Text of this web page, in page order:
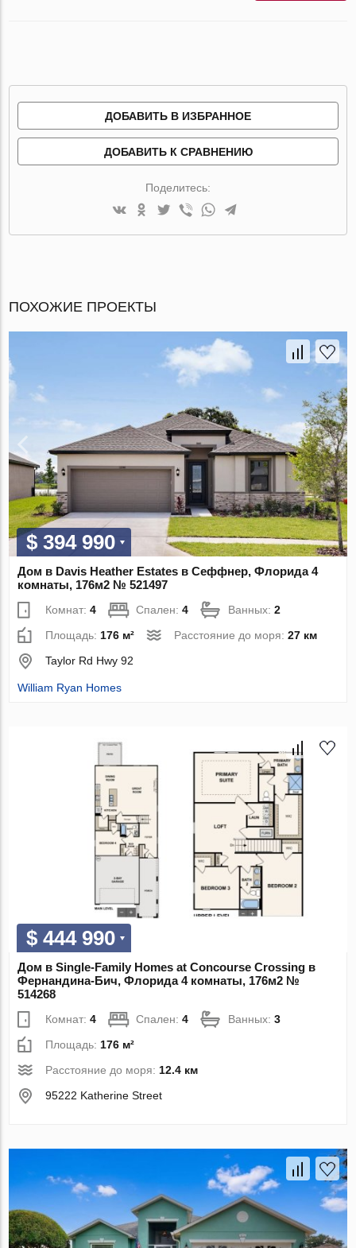
ДОБАВИТЬ В ИЗБРАННОЕ
ДОБАВИТЬ К СРАВНЕНИЮ
Поделитесь:
ПОХОЖИЕ ПРОЕКТЫ
$ 394 990
Дом в Davis Heather Estates в Сеффнер, Флорида 4
комнаты, 176м2 № 521497
Комнат:4 Спален:4 Ванных:2
Площадь:176 м² Расстояние до моря:27 км
Taylor Rd Hwy 92
William Ryan Homes
$ 444 990
Дом в Single-Family Homes at Concourse Crossing в
Фернандина-Бич, Флорида 4 комнаты, 176м2 №
514268
Комнат:4 Спален:4 Ванных:3
Площадь: 176 м²
Расстояние до моря: 12.4 км
95222 Katherine Street